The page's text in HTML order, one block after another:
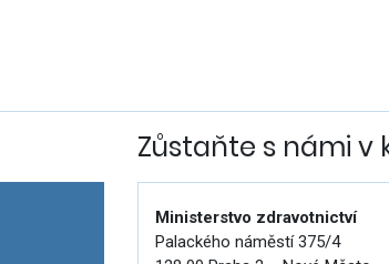
Zůstaňte s námi v
Ministerstvo zdravotnictví
Palackého náměstí 375/4